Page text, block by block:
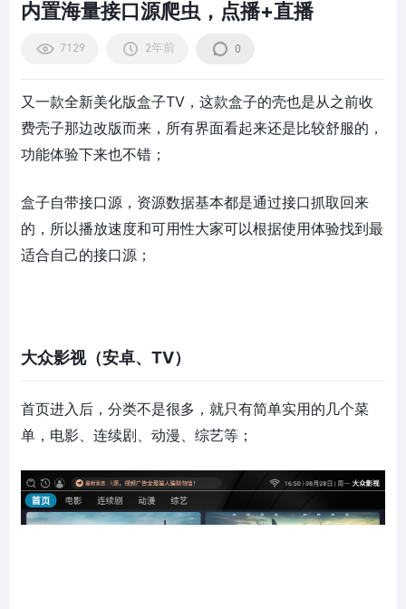
内置海量接口源爬虫，点播+直播
7129 2年前 0
又一款全新美化版盒子TV，这款盒子的壳也是从之前收
费壳子那边改版而来，所有界面看起来还是比较舒服的，
功能体验下来也不错；
盒子自带接口源，资源数据基本都是通过接口抓取回来
的，所以播放速度和可用性大家可以根据使用体验找到最
适合自己的接口源；
大众影视（安卓、TV）
首页进入后，分类不是很多，就只有简单实用的几个菜
单，电影、连续剧、动漫、综艺等；